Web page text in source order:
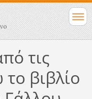
τις
βιβλίο